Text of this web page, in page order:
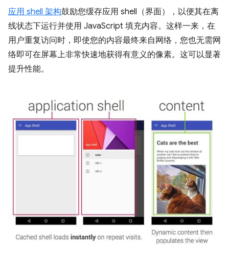
应用 shell 架构鼓励您缓存应用 shell（界面），以便其在离
线状态下运行并使用 JavaScript 填充内容。这样一来，在
用户重复访问时，即使您的内容最终来自网络，您也无需网
络即可在屏幕上非常快速地获得有意义的像素。这可以显著
提升性能。